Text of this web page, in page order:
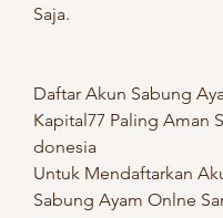
Saja.
Daf­tar Akun Sa­bung
Ka­pi­ta­l77 Pa­ling Aman
do­ne­sia
Un­tuk Men­daf­tar­kan
Sa­bung Ayam Onl­ne